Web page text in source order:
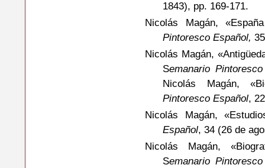
1843), pp. 169-171.
Nicolás Magán,
Pintoresco Español,
Nicolás Magán,
Semanario
Nicolás Magán,
Pintoresco Español,
Nicolás Magán,
Español, 34 (26 de
Nicolás Magán,
Semanario